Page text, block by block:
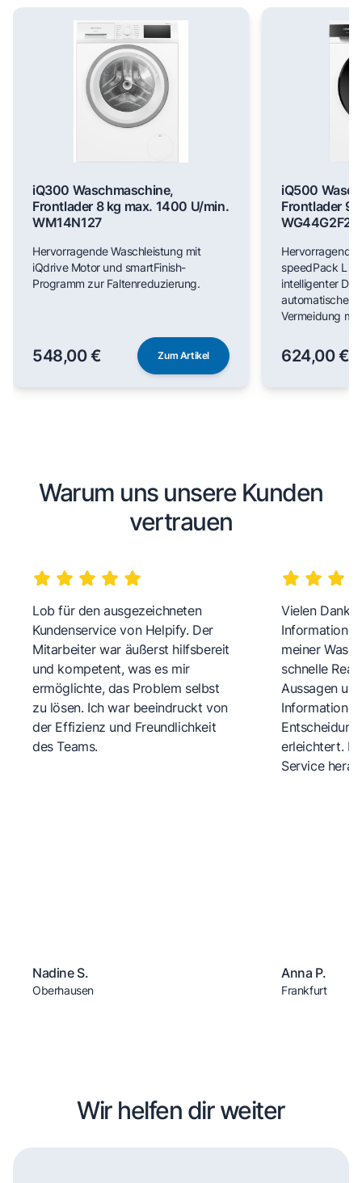
iQ300 Waschmaschine,
Frontlader 8 kg max. 1400 U/min.
WM14N127
Hervorragende Waschleistung mit
iQdrive Motor und smartFinish-
Programm zur Faltenreduzierung.
548,00 € Zum Artikel
iQ500
Frontlader 9
WG44G2F22
Hervorragende
speedPack L
intelligenter
automatischer
Vermeidung
624,00 €
Warum uns unsere Kunden
vertrauen
Lob für den ausgezeichneten
Kundenservice von Helpify. Der
Mitarbeiter war äußerst hilfsbereit
und kompetent, was es mir
ermöglichte, das Problem selbst
zu lösen. Ich war beeindruckt von
der Effizienz und Freundlichkeit
des Teams.
Nadine S.
Oberhausen
Vielen Dank
meiner
schnelle
Aussagen
erleichtert.
Service
Anna P.
Frankfurt
Wir helfen dir weiter